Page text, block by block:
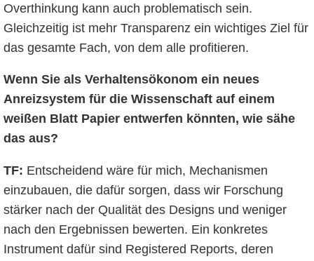
Overthinkung kann auch problematisch sein.
Gleichzeitig ist mehr Transparenz ein wichtiges Ziel für
das gesamte Fach, von dem alle profitieren.
Wenn Sie als Verhaltensökonom ein neues
Anreizsystem für die Wissenschaft auf einem
weißen Blatt Papier entwerfen könnten, wie sähe
das aus?
TF: Entscheidend wäre für mich, Mechanismen
einzubauen, die dafür sorgen, dass wir Forschung
stärker nach der Qualität des Designs und weniger
nach den Ergebnissen bewerten. Ein konkretes
Instrument dafür sind Registered Reports, deren